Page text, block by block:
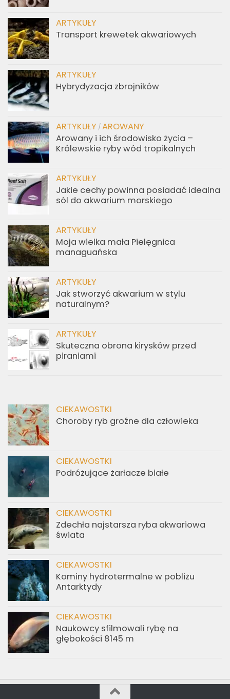
ARTYKUŁY
Transport krewetek akwariowych
ARTYKUŁY
Hybrydyzacja zbrojników
ARTYKUŁY / AROWANY
Arowany i ich środowisko życia –
Królewskie ryby wód tropikalnych
ARTYKUŁY
Jakie cechy powinna posiadać idealna
sól do akwarium morskiego
ARTYKUŁY
Moja wielka mała Pielęgnica
managuańska
ARTYKUŁY
Jak stworzyć akwarium w stylu
naturalnym?
ARTYKUŁY
Skuteczna obrona kirysków przed
piraniami
CIEKAWOSTKI
Choroby ryb groźne dla człowieka
CIEKAWOSTKI
Podróżujące żarłacze białe
CIEKAWOSTKI
Zdechła najstarsza ryba akwariowa
świata
CIEKAWOSTKI
Kominy hydrotermalne w pobliżu
Antarktydy
CIEKAWOSTKI
Naukowcy sfilmowali rybę na
głębokości 8145 m